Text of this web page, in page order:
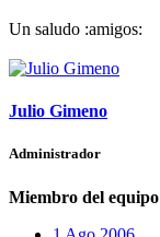
Un saludo :amigos:
Julio Gimeno
Administrador
Miembro del equipo